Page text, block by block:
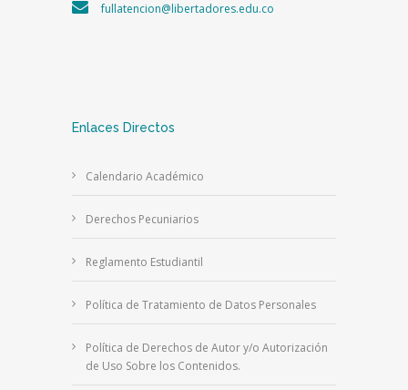
fullatencion@libertadores.edu.co
Enlaces Directos
Calendario Académico
Derechos Pecuniarios
Reglamento Estudiantil
Política de Tratamiento de Datos Personales
Política de Derechos de Autor y/o Autorización
de Uso Sobre los Contenidos.